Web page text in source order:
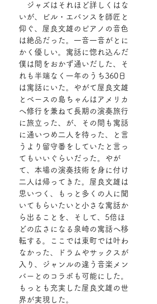
ジャズはそれほど詳しくはな
いが、ビル・エバンスを師匠と
仰ぐ、屋良文雄のピアノの音色
は絶品だった。一音一音がとに
かく優しい。寓話に惚れ込んだ
僕は間をおかず通いだした、そ
れも半端なく一年のうち360日
は寓話にいた。やがて屋良文雄
とベースの島ちゃんはアメリカ
へ修行を兼ねて長期の演奏旅行
に旅立った、が、その間も寓話
に通いつめ二人を待った、と言
うより留守番をしていたと言っ
てもいいぐらいだった。やが
て、本場の演奏技術を身に付け
二人は帰ってきた。屋良文雄は
思いつく、もっと多くの人に聞
いてもらいたいと小さな寓話か
ら出ることを、そして、5倍ほ
どの広さになる泉崎の寓話へ移
転する。ここでは東町では叶わ
なかった、ドラムやサックスが
入り、ジャンルの違う音楽メン
バーとのコラボも可能にした。
もっとも充実した屋良文雄の世
界が実現した。